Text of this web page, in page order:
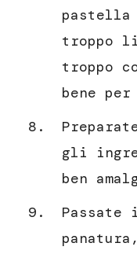
pastella
troppo
troppo
bene
gli
ben